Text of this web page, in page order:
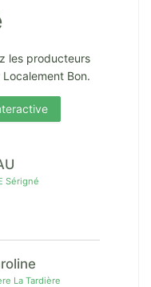
les producteurs
Bon.
Sérigné
La Tardière